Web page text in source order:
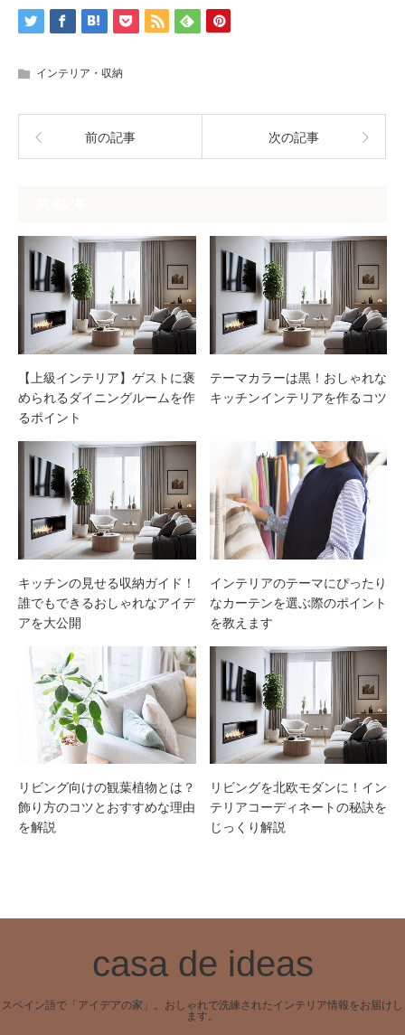
インテリア・収納
前の記事 次の記事
【上級インテリア】ゲストに褒
められるダイニングルームを作
るポイント
テーマカラーは黒！おしゃれな
キッチンインテリアを作るコツ
キッチンの見せる収納ガイド！
誰でもできるおしゃれなアイデ
アを大公開
インテリアのテーマにぴったり
なカーテンを選ぶ際のポイント
を教えます
リビング向けの観葉植物とは？
飾り方のコツとおすすめな理由
を解説
リビングを北欧モダンに！イン
テリアコーディネートの秘訣を
じっくり解説
casa de ideas
スペイン語で「アイデアの家」。おしゃれで洗練されたインテリア情報をお届けし
ます。